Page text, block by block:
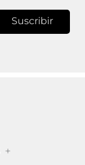
Suscribir
+